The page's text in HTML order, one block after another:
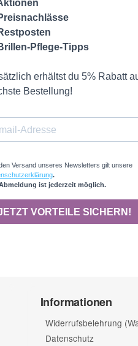
Informationen
Widerrufsbelehrung
Datenschutz